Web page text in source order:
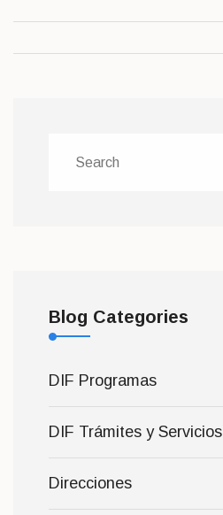
Blog Categories
DIF Programas
DIF Trámites y Servicios
Direcciones